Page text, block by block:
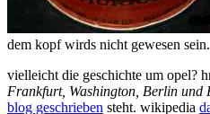
dem kopf wirds nicht gewesen sein.
vielleicht die geschichte um opel?
Frankfurt, Washington, Berlin und
blog geschrieben steht. wikipedia